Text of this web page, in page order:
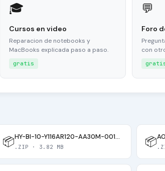
🎓
Cursos en video
Reparacion de notebooks y
MacBooks explicada paso a paso.
gratis
💬
Foro
con
📦 HY-BI-10-Y116AR120-AA30M-001-H BIOS
.ZIP · 3.82 MB 📦